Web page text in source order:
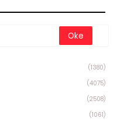
(1380)
(4075)
(2508)
(1061)